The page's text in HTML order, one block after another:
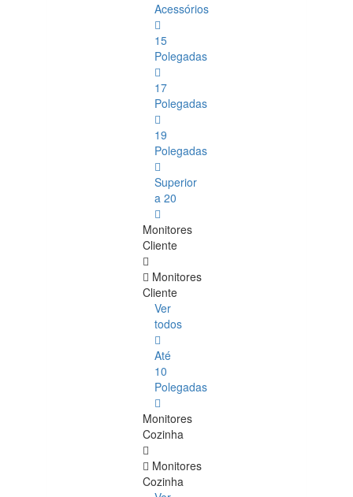
Acessórios
15
Polegadas
17
Polegadas
19
Polegadas
Superior
a 20
Monitores
Cliente
Monitores
Cliente
Ver
todos
Até
10
Polegadas
Monitores
Cozinha
Monitores
Cozinha